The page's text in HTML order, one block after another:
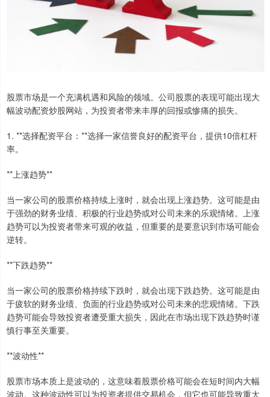
股票市场是一个充满机遇和风险的领域。公司股票的表现可能出现大
幅波动配资炒股网站，为投资者带来丰厚的回报或惨痛的损失。
1. **选择配资平台：**选择一家信誉良好的配资平台，提供10倍杠杆
率。
**上涨趋势**
当一家公司的股票价格持续上涨时，就会出现上涨趋势。这可能是由
于强劲的财务业绩、积极的行业趋势或对公司未来的乐观情绪。上涨
趋势可以为投资者带来可观的收益，但重要的是要意识到市场可能会
逆转。
**下跌趋势**
当一家公司的股票价格持续下跌时，就会出现下跌趋势。这可能是由
于疲软的财务业绩、负面的行业趋势或对公司未来的悲观情绪。下跌
趋势可能会导致投资者遭受重大损失，因此在市场出现下跌趋势时谨
慎行事至关重要。
**波动性**
股票市场本质上是波动的，这意味着股票价格可能会在短时间内大幅
波动。这种波动性可以为投资者提供交易机会，但它也可能导致重大